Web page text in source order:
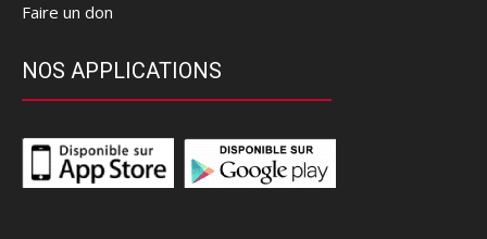
Faire un don
NOS APPLICATIONS